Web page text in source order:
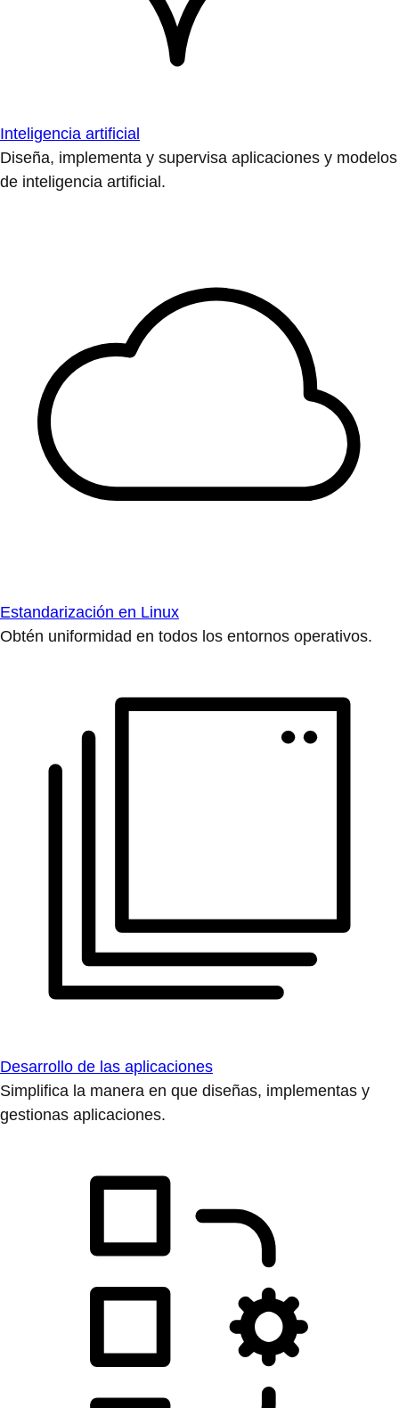
Inteligencia artificial
Diseña, implementa y supervisa aplicaciones y modelos
de inteligencia artificial.
Estandarización en Linux
Obtén uniformidad en todos los entornos operativos.
Desarrollo de las aplicaciones
Simplifica la manera en que diseñas, implementas y
gestionas aplicaciones.